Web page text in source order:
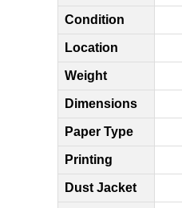
Condition
Location
Weight
Dimensions
Paper Type
Printing
Dust Jacket